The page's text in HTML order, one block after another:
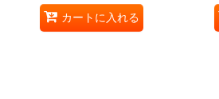
カートに入れる